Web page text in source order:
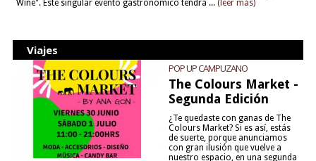
Wine". Este singular evento gastronómico tendrá ... (leer más)
Viajes
POP UP CAMPUZANO
The Colours Market -
Segunda Edición
¿Te quedaste con ganas de The
Colours Market? Si es así, estás
de suerte, porque anunciamos
con gran ilusión que vuelve a
nuestro espacio, en una segunda